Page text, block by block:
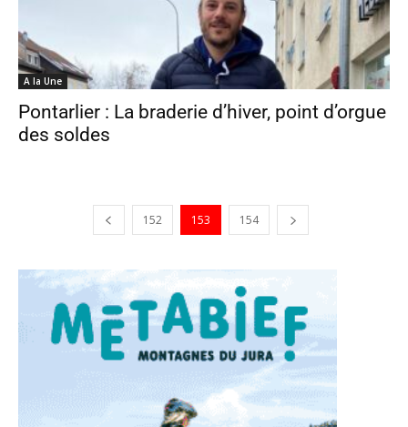
A la Une
Pontarlier : La braderie d’hiver, point d’orgue
des soldes
152 153 154